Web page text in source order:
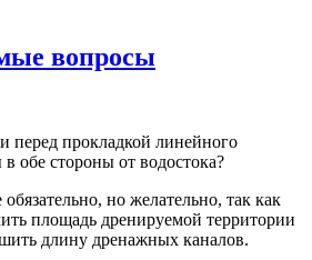
вопросы
перед прокладкой линейного
обе стороны от водостока?
но желательно, так как
площадь дренируемой территории
длину дренажных каналов.